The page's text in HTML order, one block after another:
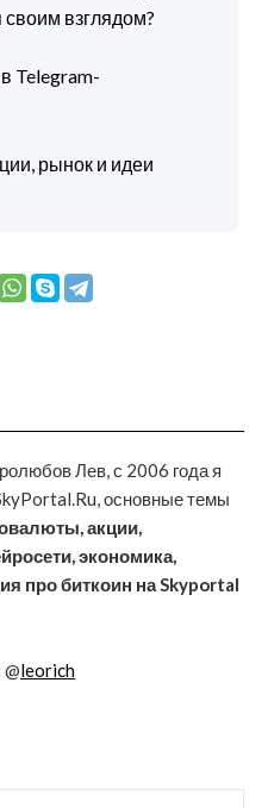
своим взглядом?
Telegram-
рынок и идеи
Лев, с 2006 года я
основные темы
акции,
экономика,
про биткоин на Skyportal
leorich